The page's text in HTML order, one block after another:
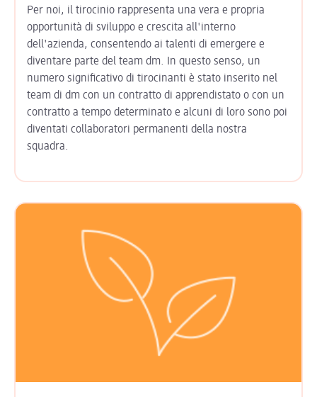
Per noi, il tirocinio rappresenta una vera e propria
opportunità di sviluppo e crescita all'interno
dell'azienda, consentendo ai talenti di emergere e
diventare parte del team dm. In questo senso, un
numero significativo di tirocinanti è stato inserito nel
team di dm con un contratto di apprendistato o con un
contratto a tempo determinato e alcuni di loro sono poi
diventati collaboratori permanenti della nostra
squadra.